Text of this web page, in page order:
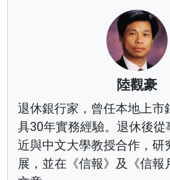
陸觀豪
退休銀行家，曾任本地上市
具30年實務經驗。退休後從
近與中文大學教授合作，研
展，並在《信報》及《信報